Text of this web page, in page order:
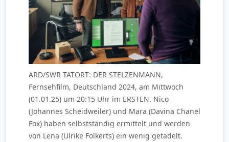
ARD/SWR TATORT: DER STELZENMANN,
Fernsehfilm, Deutschland 2024, am Mittwoch
(01.01.25) um 20:15 Uhr im ERSTEN. Nico
(Johannes Scheidweiler) und Mara (Davina Chanel
Fox) haben selbstständig ermittelt und werden
von Lena (Ulrike Folkerts) ein wenig getadelt.